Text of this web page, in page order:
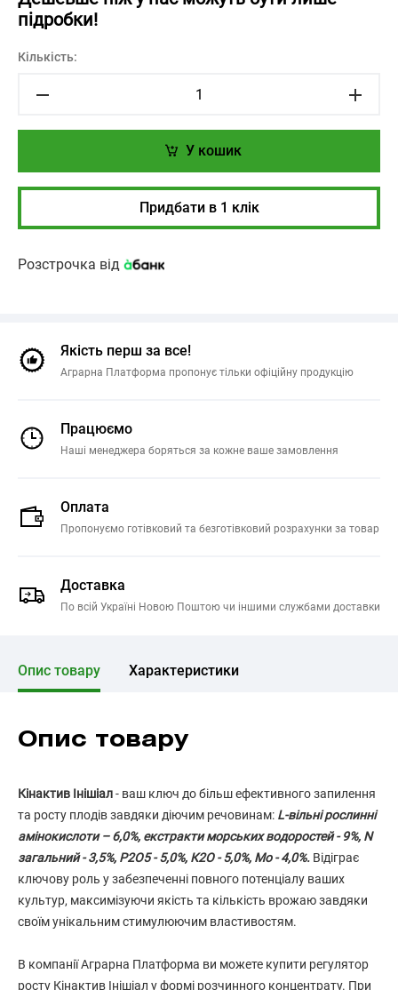
підробки!
Кількість:
У кошик
Придбати в 1 клік
Розстрочка від
Якість перш за все!
Аграрна Платформа пропонує тільки офіційну продукцію
Працюємо
Наші менеджера боряться за кожне ваше замовлення
Оплата
Пропонуємо готівковий та безготівковий розрахунки за товар
Доставка
По всій Україні Новою Поштою чи іншими службами доставки
Опис товару Характеристики
Опис товару
Кінактив Інішіал- ваш ключ до більш ефективного запилення
та росту плодів завдяки діючим речовинам: L-вільні рослинні
амінокислоти – 6,0%, екстракти морських водоростей - 9%, N
загальний - 3,5%, Р2О5 - 5,0%, К2О - 5,0%, Mo - 4,0%. Відіграє
ключову роль у забезпеченні повного потенціалу ваших
культур, максимізуючи якість та кількість врожаю завдяки
своїм унікальним стимулюючим властивостям.
В компанії Аграрна Платформа ви можете купити регулятор
росту Кінактив Інішіал у формі розчинного концентрату. При